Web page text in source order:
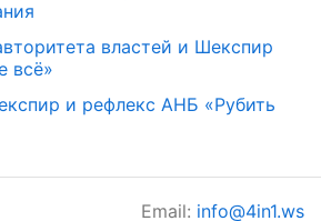
властей и Шекспир
всё»
и рефлекс АНБ «Рубить
Email: info@4in1.ws